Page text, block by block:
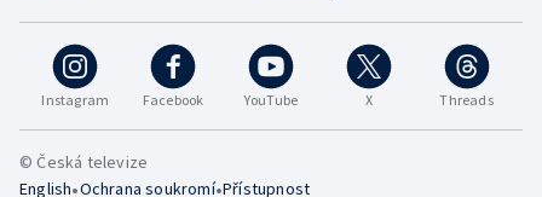
Instagram Facebook YouTube X Threads
© Česká televize
English•Ochrana soukromí•Přístupnost